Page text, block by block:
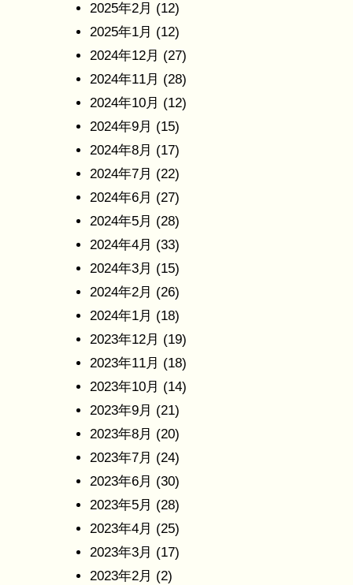
2025年2月 (12)
2025年1月 (12)
2024年12月 (27)
2024年11月 (28)
2024年10月 (12)
2024年9月 (15)
2024年8月 (17)
2024年7月 (22)
2024年6月 (27)
2024年5月 (28)
2024年4月 (33)
2024年3月 (15)
2024年2月 (26)
2024年1月 (18)
2023年12月 (19)
2023年11月 (18)
2023年10月 (14)
2023年9月 (21)
2023年8月 (20)
2023年7月 (24)
2023年6月 (30)
2023年5月 (28)
2023年4月 (25)
2023年3月 (17)
2023年2月 (2)